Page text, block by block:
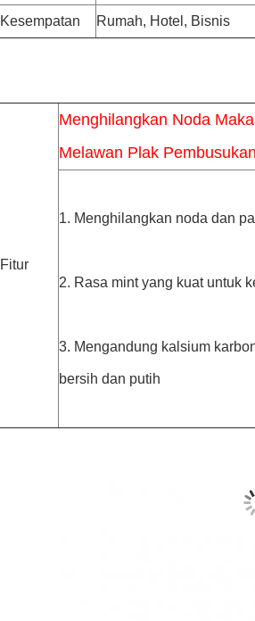
Kesempatan Rumah, Hotel, Bisnis
Fitur
Menghilangkan Noda
Melawan Plak
1. Menghilangkan noda dan
2. Rasa mint yang kuat untuk
3. Mengandung kalsium
bersih dan putih